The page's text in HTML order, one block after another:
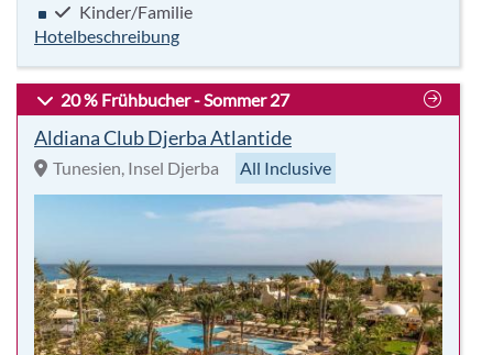
Kinder/Familie
Hotelbeschreibung
20 % Frühbucher - Sommer 27
Aldiana Club Djerba Atlantide
Tunesien, Insel Djerba All Inclusive